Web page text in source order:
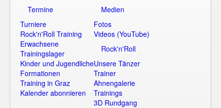
Termine
Turniere
Rock'n'Roll Training
Erwachsene
Trainingslager
Kinder und Jugendliche
Formationen
Training in Graz
Kalender abonnieren
Medien
Fotos
Videos (YouTube)
Rock'n'Roll
Unsere Tänzer
Trainer
Ahnengalerie
Trainings
3D Rundgang